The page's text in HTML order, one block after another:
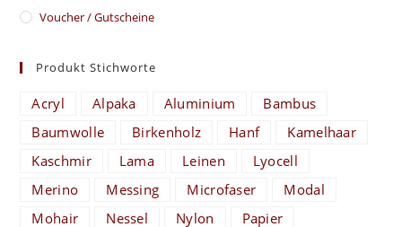
Voucher / Gutscheine
Produkt Stichworte
Acryl Alpaka Aluminium
Bambus
Baumwolle
Birkenholz Hanf
Kamelhaar
Kaschmir
Lama Leinen
Lyocell
Merino
Messing Microfaser
Modal
Mohair
Nessel Nylon
Papier